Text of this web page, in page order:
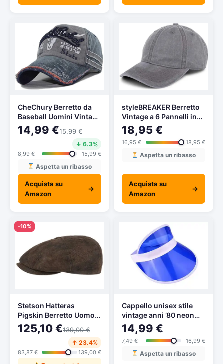
CheChury Berretto da
Baseball Uomini Vintage
Cappello con Visiera
Unisex Hip-Hop
Cappellini Traspirante
Snapback Trucker Hat
Donne Casuali Moda
Sun Hat
14,99 €15,99 €
↓ 6.3%
8,99 € 15,99 €
Aspetta un ribasso
Acquista su
Amazon
→
styleBREAKER Berretto
Vintage a 6 Pannelli in
Stile Washed, Used,
Berretto da Baseball,
Regolabile, Unisex
04023054,
18,95 €
16,95 € 18,95 €
Aspetta un ribasso
Acquista su
Amazon
→
-10%
Stetson Hatteras
Pigskin Berretto Uomo –
Berretti Piatti Newsboy
Cappello Piatto con
Visiera, Fodera
Estate/Inverno – M (56-
57 cm) Marrone
125,10 €139,00 €
↑ 23.4%
83,87 € 139,00 €
Cappello unisex stile
vintage anni ’80 neon
visiera parasole,
cappello da golf, tennis,
cervo, poker party Blu
Etichettalia unica
14,99 €
7,49 € 16,99 €
Aspetta un ribasso